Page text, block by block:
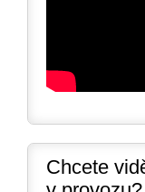
Chcete